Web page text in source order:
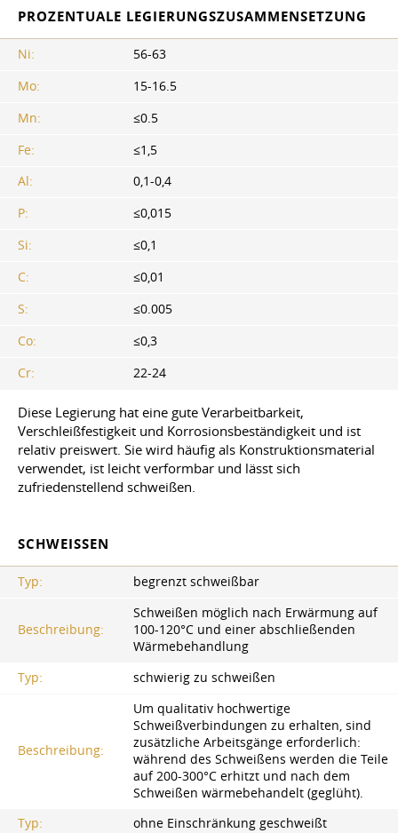
PROZENTUALE LEGIERUNGSZUSAMMENSETZUNG
Ni:
56-63
Mo:
15-16.5
Mn:
≤0.5
Fe:
≤1,5
Al:
0,1-0,4
P:
≤0,015
Si:
≤0,1
C:
≤0,01
S:
≤0.005
Co:
≤0,3
Cr:
22-24
Diese Legierung hat eine gute Verarbeitbarkeit,
Verschleißfestigkeit und Korrosionsbeständigkeit und ist
relativ preiswert. Sie wird häufig als Konstruktionsmaterial
verwendet, ist leicht verformbar und lässt sich
zufriedenstellend schweißen.
SCHWEISSEN
Typ: begrenzt schweißbar
Beschreibung:
Schweißen möglich nach Erwärmung auf
100-120°C und einer abschließenden
Wärmebehandlung
Typ:
schwierig zu schweißen
Beschreibung:
Um qualitativ hochwertige
Schweißverbindungen zu erhalten, sind
zusätzliche Arbeitsgänge erforderlich:
während des Schweißens werden die Teile
auf 200-300°C erhitzt und nach dem
Schweißen wärmebehandelt (geglüht).
Typ:
ohne Einschränkung geschweißt